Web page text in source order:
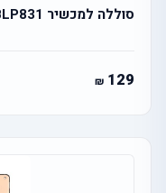
סוללה למכשיר Oppo Find X3 Pro X3Pro BLP831
129